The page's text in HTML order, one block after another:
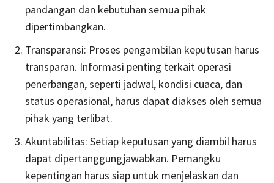
pandangan dan kebutuhan semua pihak
dipertimbangkan.
Transparansi: Proses pengambilan keputusan harus
transparan. Informasi penting terkait operasi
penerbangan, seperti jadwal, kondisi cuaca, dan
status operasional, harus dapat diakses oleh semua
pihak yang terlibat.
Akuntabilitas: Setiap keputusan yang diambil harus
dapat dipertanggungjawabkan. Pemangku
kepentingan harus siap untuk menjelaskan dan